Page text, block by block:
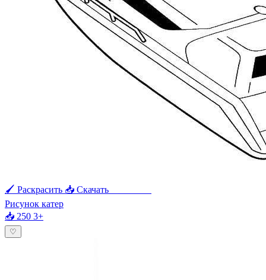
🖌 Раскрасить 📥 Скачать
Рисунок катер
📥 250 3+
♡